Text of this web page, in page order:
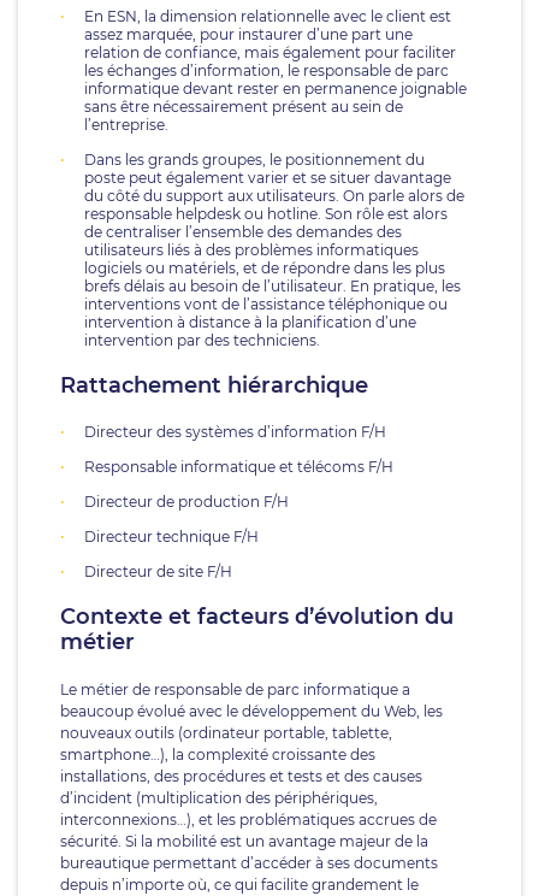
En ESN, la dimension relationnelle avec le client est
assez marquée, pour instaurer d’une part une
relation de confiance, mais également pour faciliter
les échanges d’information, le responsable de parc
informatique devant rester en permanence joignable
sans être nécessairement présent au sein de
l’entreprise.
Dans les grands groupes, le positionnement du
poste peut également varier et se situer davantage
du côté du support aux utilisateurs. On parle alors de
responsable helpdesk ou hotline. Son rôle est alors
de centraliser l’ensemble des demandes des
utilisateurs liés à des problèmes informatiques
logiciels ou matériels, et de répondre dans les plus
brefs délais au besoin de l’utilisateur. En pratique, les
interventions vont de l’assistance téléphonique ou
intervention à distance à la planification d’une
intervention par des techniciens.
Rattachement hiérarchique
Directeur des systèmes d’information F/H
Responsable informatique et télécoms F/H
Directeur de production F/H
Directeur technique F/H
Directeur de site F/H
Contexte et facteurs d’évolution du
métier
Le métier de responsable de parc informatique a
beaucoup évolué avec le développement du Web, les
nouveaux outils (ordinateur portable, tablette,
smartphone…), la complexité croissante des
installations, des procédures et tests et des causes
d’incident (multiplication des périphériques,
interconnexions…), et les problématiques accrues de
sécurité. Si la mobilité est un avantage majeur de la
bureautique permettant d’accéder à ses documents
depuis n’importe où, ce qui facilite grandement le